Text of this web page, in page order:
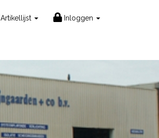
Artikellijst Inloggen